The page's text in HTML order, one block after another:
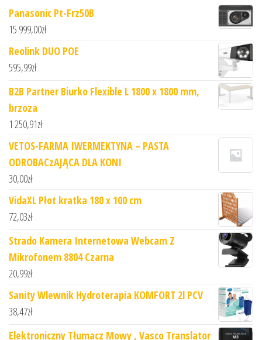
Panasonic Pt-Frz50B
15 999,00zł
Reolink DUO POE
595,99zł
B2B Partner Biurko Flexible L 1800 x 1800 mm,
brzoza
1 250,91zł
VETOS-FARMA IWERMEKTYNA – PASTA
ODROBACzAJĄCA DLA KONI
30,00zł
VidaXL Płot kratka 180 x 100 cm
72,03zł
Strado Kamera Internetowa Webcam Z
Mikrofonem 8804 Czarna
20,99zł
Sanity Wlewnik Hydroterapia KOMFORT 2l PCV
38,47zł
Elektroniczny Tłumacz Mowy , Vasco Translator